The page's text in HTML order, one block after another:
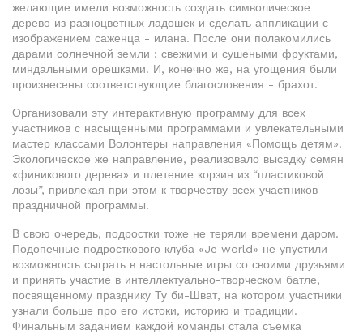
желающие имели возможность создать символическое
дерево из разноцветных ладошек и сделать аппликации с
изображением саженца - илана. После они полакомились
дарами солнечной земли : свежими и сушеными фруктами,
миндальными орешками. И, конечно же, на угощения были
произнесены соответствующие благословения - брахот.
Организовали эту интерактивную программу для всех
участников с насыщенными программами и увлекательными
мастер классами Волонтеры направления «Помощь детям».
Экологическое же направление, реализовало высадку семян
«финикового дерева» и плетение корзин из “пластиковой
лозы”, привлекая при этом к творчеству всех участников
праздничной программы.
В свою очередь, подростки тоже не теряли времени даром.
Подопечные подросткового клуба «Je world» не упустили
возможность сыграть в настольные игры со своими друзьями
и принять участие в интеллектуально-творческом батле,
посвященному празднику Ту би-Шват, на котором участники
узнали больше про его истоки, историю и традиции.
Финальным заданием каждой команды стала съемка